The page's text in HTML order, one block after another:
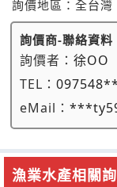
詢價地區： 全台灣
詢價商-聯絡資料
詢價者： 徐OO
TEL：
eMail：
漁業水產相關